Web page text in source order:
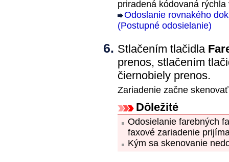
priradená kódovaná rýchla
Odoslanie rovnakého
(Postupné odosielanie)
Stlačením tlačidla
prenos, stlačením
čiernobiely prenos.
Zariadenie začne
Dôležité
Odosielanie farebných
faxové zariadenie
Kým sa skenovanie